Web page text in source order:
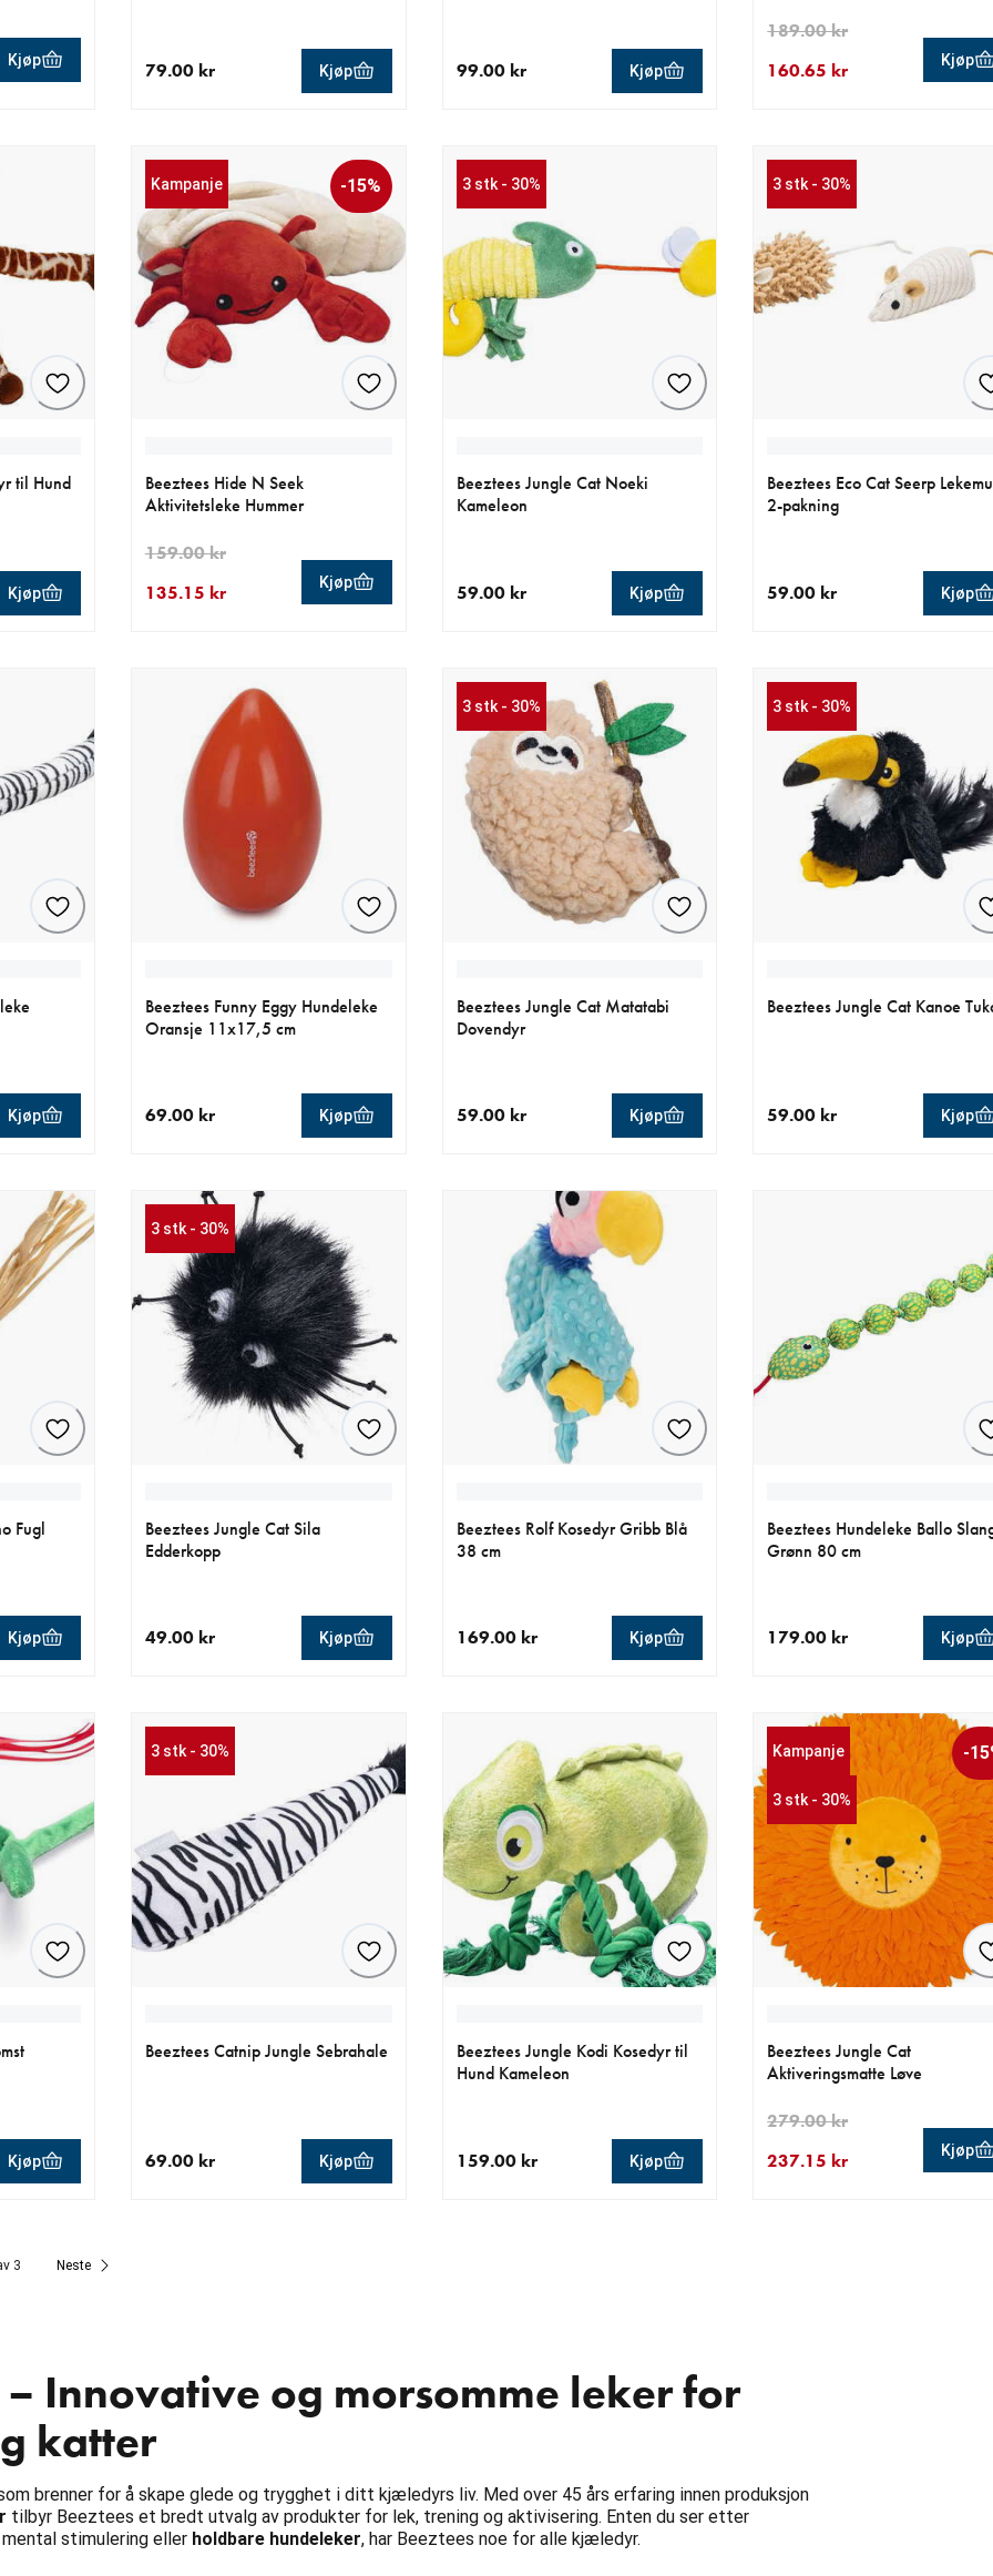
Kjøp 79.00 kr Kjøp 99.00 kr Kjøp 160.65 kr
189.00 kr
Kjøp
til Hund
Kjøp
Kampanje -15%
Beeztees Hide N Seek
Aktivitetsleke Hummer
135.15 kr
159.00 kr
Kjøp
3 stk - 30%
Beeztees Jungle Cat Noeki
Kameleon
59.00 kr Kjøp
3 stk - 30%
Beeztees Eco Cat Seerp
2-pakning
59.00 kr Kjøp
Kjøp
Beeztees Funny Eggy Hundeleke
Oransje 11x17,5 cm
69.00 kr Kjøp
3 stk - 30%
Beeztees Jungle Cat Matatabi
Dovendyr
59.00 kr Kjøp
3 stk - 30%
Beeztees Jungle Cat Kanoe
59.00 kr Kjøp
Fugl
Kjøp
3 stk - 30%
Beeztees Jungle Cat Sila
Edderkopp
49.00 kr Kjøp
Beeztees Rolf Kosedyr Gribb Blå
38 cm
169.00 kr Kjøp
Beeztees Hundeleke Ballo
Grønn 80 cm
179.00 kr Kjøp
Kjøp
3 stk - 30%
Beeztees Catnip Jungle Sebrahale
69.00 kr Kjøp
Beeztees Jungle Kodi Kosedyr til
Hund Kameleon
159.00 kr Kjøp
Kampanje
3 stk - 30%
-
Beeztees Jungle Cat
Aktiveringsmatte Løve
237.15 kr
279.00 kr
Kjøp
3 Neste
– Innovative og morsomme leker for
katter
brenner for å skape glede og trygghet i ditt kjæledyrs liv. Med over 45 års erfaring innen produksjon
tilbyr Beeztees et bredt utvalg av produkter for lek, trening og aktivisering. Enten du ser etter
stimulering eller holdbare hundeleker, har Beeztees noe for alle kjæledyr.